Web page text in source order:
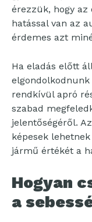
érezzük, hogy az
hatással van az
érdemes azt
Ha eladás előtt
elgondolkodnunk
rendkívül apró
szabad
jelentőségéről.
képesek
jármű értékét a
Hogyan
a